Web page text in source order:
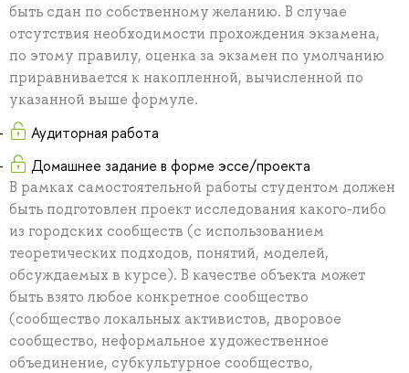
быть сдан по собственному желанию. В случае
отсутствия необходимости прохождения экзамена,
по этому правилу, оценка за экзамен по умолчанию
приравнивается к накопленной, вычисленной по
указанной выше формуле.
Аудиторная работа
Домашнее задание в форме эссе/проекта
В рамках самостоятельной работы студентом должен
быть подготовлен проект исследования какого-либо
из городских сообществ (с использованием
теоретических подходов, понятий, моделей,
обсуждаемых в курсе). В качестве объекта может
быть взято любое конкретное сообщество
(сообщество локальных активистов, дворовое
сообщество, неформальное художественное
объединение, субкультурное сообщество,